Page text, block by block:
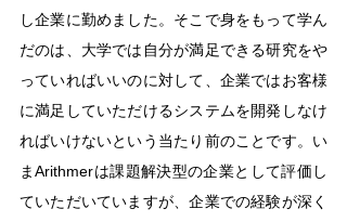
し企業に勤めました。そこで身をもって学ん
だのは、大学では自分が満足できる研究をや
っていればいいのに対して、企業ではお客様
に満足していただけるシステムを開発しなけ
ればいけないという当たり前のことです。い
まArithmerは課題解決型の企業として評価し
ていただいていますが、企業での経験が深く